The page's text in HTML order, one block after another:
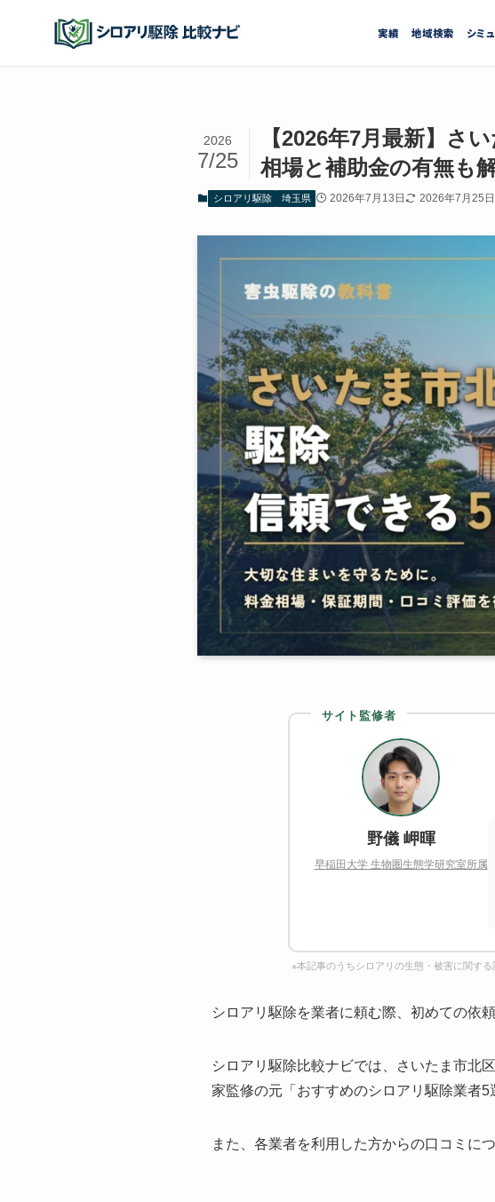
実績 地域検索 シミ
【2026年7月最新】さ
相場と補助金の有無も
2026
7/25
シロアリ駆除 埼玉県 2026年7月13日 2026年7月25日
サイト監修者
野儀 岬暉
早稲田大学 生物圏生態学研究室所属
※本記事のうちシロアリの生態・被害に関する
シロアリ駆除を業者に頼む際、初めての依
シロアリ駆除比較ナビでは、さいたま市北
家監修の元「おすすめのシロアリ駆除業者5
また、各業者を利用した方からの口コミに